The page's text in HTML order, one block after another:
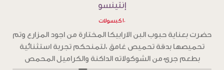
بلوند
١٠ كبسولات
حضرت بعناية حبوب بن الارابيكا المختارة من اجود المزارع ، وتم
تحميصها بدقة تحميص فاتح،لتمنحكم تجربة استثنائية تغمر
حواسكم بنكهات زهرية وفاكهية